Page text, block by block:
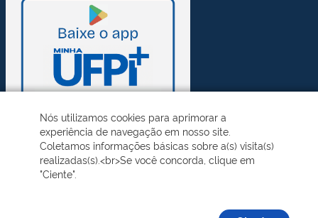
Nós utilizamos cookies para aprimorar a
experiência de navegação em nosso site.
Coletamos informações básicas sobre a(s) visita(s)
realizadas(s).<br>Se você concorda, clique em
"Ciente".